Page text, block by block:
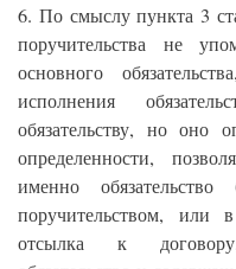
6. По смыслу пункта 3
поручительства не
основного
исполнения
обязательству, но оно
определенности,
именно
поручительством, или
отсылка к